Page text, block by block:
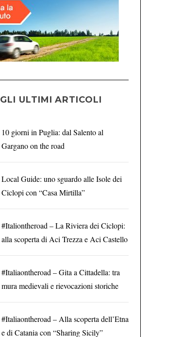
GLI ULTIMI ARTICOLI
10 giorni in Puglia: dal Salento al
Gargano on the road
Local Guide: uno sguardo alle Isole dei
Ciclopi con “Casa Mirtilla”
#Italiontheroad – La Riviera dei Ciclopi:
alla scoperta di Aci Trezza e Aci Castello
#Italiaontheroad – Gita a Cittadella: tra
mura medievali e rievocazioni storiche
#Italiaontheroad – Alla scoperta dell’Etna
e di Catania con “Sharing Sicily”